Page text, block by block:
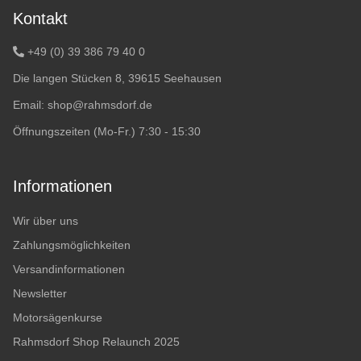
Kontakt
+49 (0) 39 386 79 40 0
Die langen Stücken 8, 39615 Seehausen
Email: shop@rahmsdorf.de
Öffnungszeiten (Mo-Fr.) 7:30 - 15:30
Informationen
Wir über uns
Zahlungsmöglichkeiten
Versandinformationen
Newsletter
Motorsägenkurse
Rahmsdorf Shop Relaunch 2025